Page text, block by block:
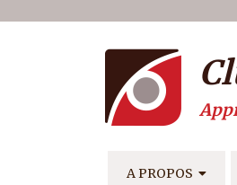
Menu du
A PROPOS